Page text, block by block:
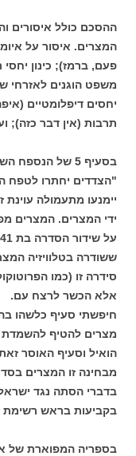
ההסכם כולל איסורים
המצרים. איסור על
פעם, ברמז); כינון
משפט הוגנים לאזרחי
יחסים דיפלומטיים
תרבות (אין דבר כזה);
"הצדדים יחתרו לטפח
יימנעו מתעמולה עוינת
ידי המצרים. המצרים
ששודרה בטלוויזיה
סידרה זו (כמו
אלא הכשר לרצח עם.
חיפשתי סעיף כלשהו
מצרים להטיף להשמדת
הואיל וסעיף האוסר
מבחינה זו המצרים
בדברי הסתה נגד ישראל
בקביעות בראש רשימת
בספריה המפוארת של